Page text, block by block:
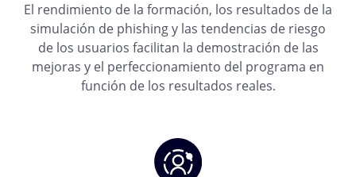
El rendimiento de la formación, los resultados de la
simulación de phishing y las tendencias de riesgo
de los usuarios facilitan la demostración de las
mejoras y el perfeccionamiento del programa en
función de los resultados reales.